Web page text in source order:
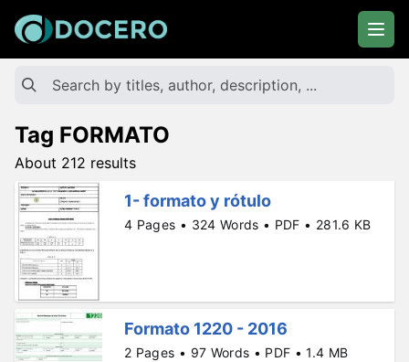
Tag FORMATO
About 212 results
1- formato y rótulo
4 Pages • 324 Words • PDF • 281.6 KB
Formato 1220 - 2016
2 Pages • 97 Words • PDF • 1.4 MB